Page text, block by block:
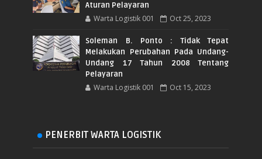
Aturan Pelayaran
Warta Logistik 001 Oct 25, 2023
Soleman B. Ponto : Tidak Tepat
Melakukan Perubahan Pada Undang-
Undang 17 Tahun 2008 Tentang
Pelayaran
Warta Logistik 001 Oct 15, 2023
PENERBIT WARTA LOGISTIK